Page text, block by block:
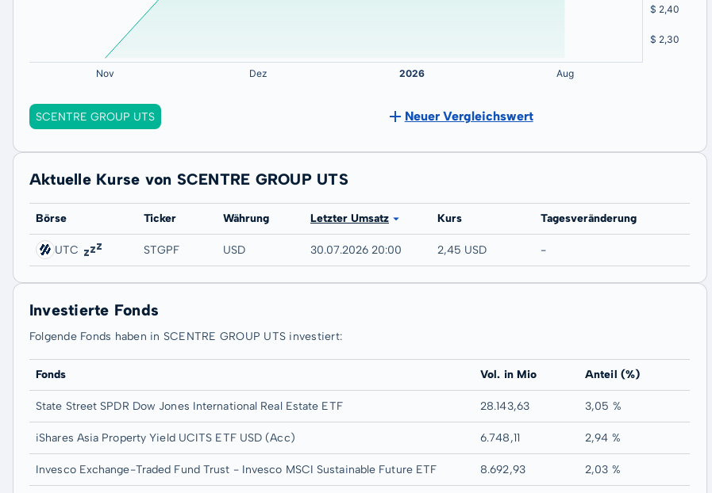
SCENTRE GROUP UTS Neuer Vergleichswert
Aktuelle Kurse von SCENTRE GROUP UTS
Börse Ticker Währung Letzter Umsatz Kurs Tagesveränderung
UTC STGPF USD 30.07.2026 20:00 2,45 USD -
Investierte Fonds
Folgende Fonds haben in SCENTRE GROUP UTS investiert:
Fonds Vol. in Mio Anteil (%)
State Street SPDR Dow Jones International Real Estate ETF 28.143,63 3,05 %
iShares Asia Property Yield UCITS ETF USD (Acc) 6.748,11 2,94 %
Invesco Exchange-Traded Fund Trust - Invesco MSCI Sustainable Future ETF 8.692,93 2,03 %